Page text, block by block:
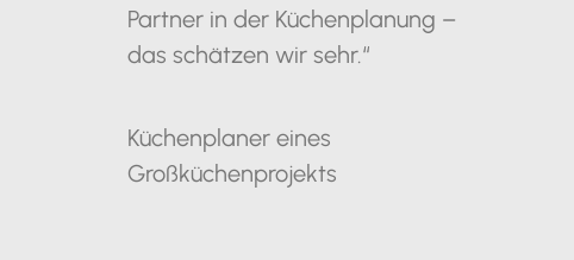
Partner in der Küchenplanung –
das schätzen wir sehr.“
Küchenplaner eines
Großküchenprojekts